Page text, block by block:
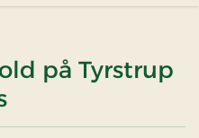
på Tyrstrup